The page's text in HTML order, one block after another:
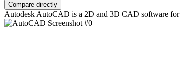
Compare directly
Autodesk AutoCAD is a 2D and 3D CAD software for